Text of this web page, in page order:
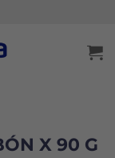
X 90 G